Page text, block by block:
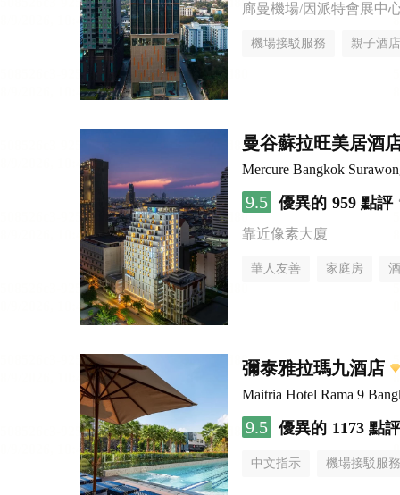
廊曼機場/因派特會展中
機場接駁服務 親子酒店
曼谷蘇拉旺美居酒
Mercure Bangkok
9.5 優異的 959 點評
靠近像素大廈
華人友善 家庭房
彌泰雅拉瑪九酒店
Maitria Hotel Rama 9
9.5 優異的 1173 點評
中文指示 機場接駁服務